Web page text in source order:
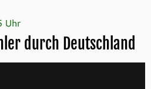
Uhr
durch Deutschland